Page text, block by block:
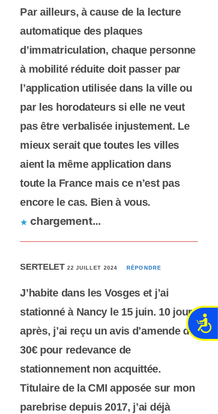
A
i
Par ailleurs, à cause de la lecture
automatique des plaques
d’immatriculation, chaque personne
à mobilité réduite doit passer par
l’application utilisée dans la ville ou
par les horodateurs si elle ne veut
pas être verbalisée injustement. Le
mieux serait que toutes les villes
aient la même application dans
toute la France mais ce n’est pas
encore le cas. Bien à vous.
chargement…
SERTELET 22 JUILLET 2024 RÉPONDRE
J’habite dans les Vosges et j’ai
stationné à Nancy le 15 juin. 10 jours
après, j’ai reçu un avis d’amende de
30€ pour redevance de
stationnement non acquittée.
Titulaire de la CMI apposée sur mon
parebrise depuis 2017, j’ai déjà